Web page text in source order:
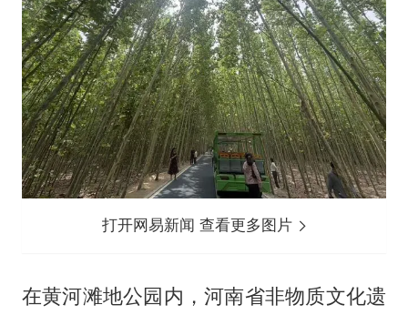
打开网易新闻 查看更多图片
在黄河滩地公园内，河南省非物质文化遗